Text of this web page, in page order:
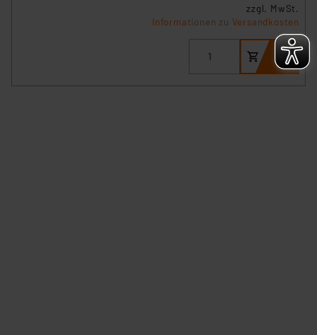
personenbezogene Daten in
Überwachungsprogrammen verarbeiten, ohne dass
hiergegen Klagemöglichkeiten für Europäer bestehen.
Unsere Kooperation mit diesen Dienstleistern stützt
zzgl. MwSt.
Informationen zu Versandkosten